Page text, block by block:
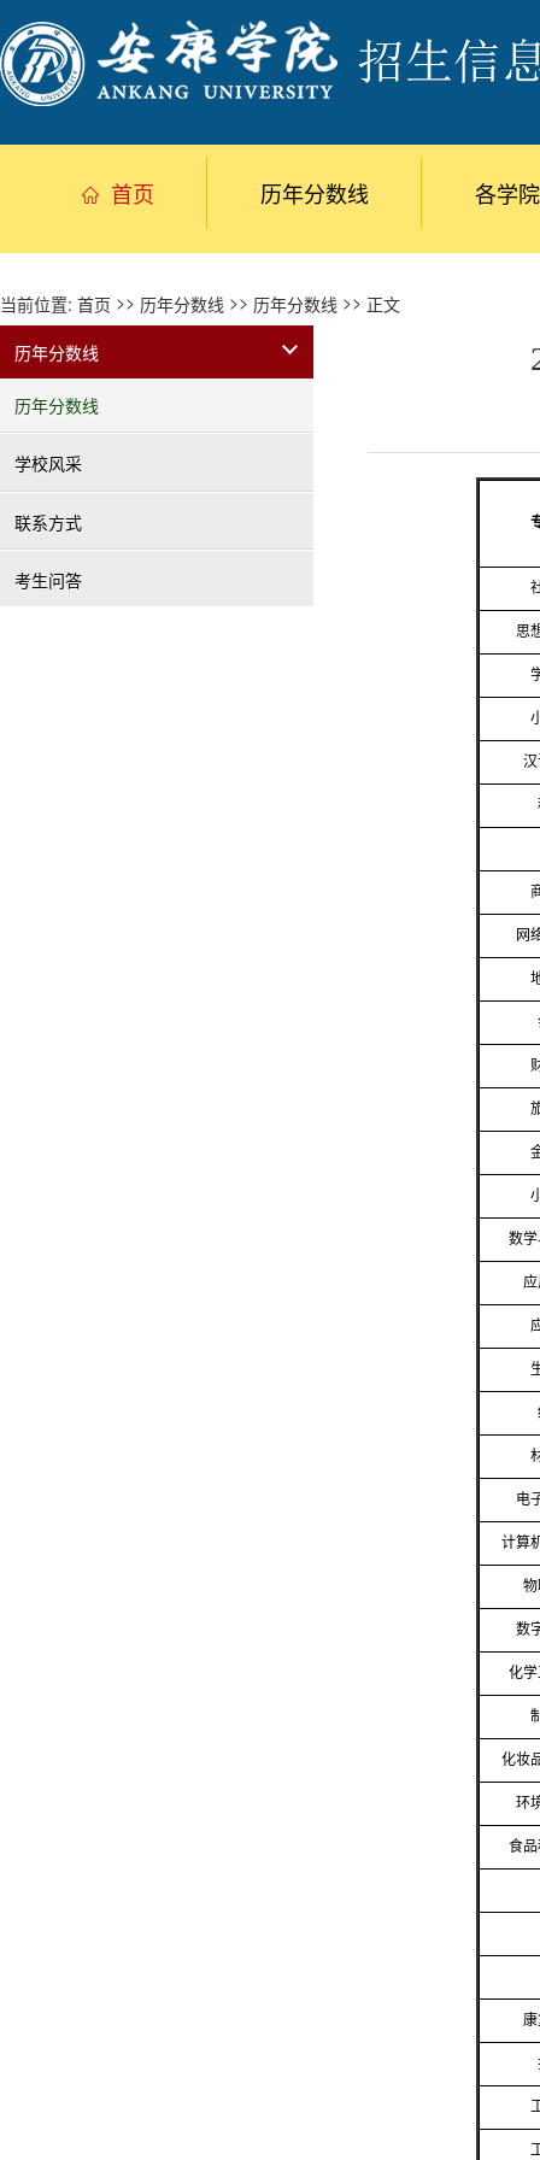
首页 历年分数线 各学
当前位置: 首页 >> 历年分数线 >> 历年分数线 >> 正文
历年分数线
历年分数线
学校风采
联系方式
考生问答
思
汉
网
数
应
电
计算
物
数
化
化妆
环
食
康